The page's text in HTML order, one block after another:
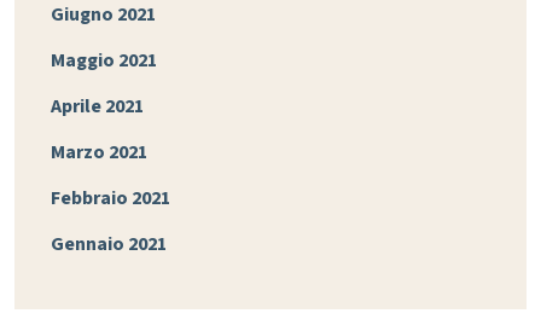
Giugno 2021
Maggio 2021
Aprile 2021
Marzo 2021
Febbraio 2021
Gennaio 2021